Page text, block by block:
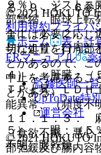
９％）、ジストニ
部攣縮、眼球上転
合には必要に応じ
切な処置を行うこ
４）． 肝臓：（
ＴＰ上昇、ＬＤＨ
能異常、（頻度不
５）． 眼：（５
不明）眼乾燥。
る〔９．１．６参
１１．１．２．
与により、口周部
とがあるので、こ
中止を考慮するこ
とがある）。
１１．１．３．
（食欲不振、悪心
部弛緩及び腸内容
© 2021 HOKUTO
利用規約プライバ
ホーム
表・計
ERマニュアル
薬
監修医師一覧
UpToDate特
運営会社
© 2021 HOKUTO